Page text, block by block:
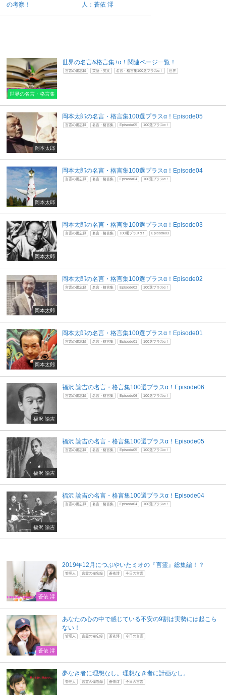
の考察！
人：蒼依 澪
世界の名言・格言集
世界の名言&格言集+α！関連ページ一覧！
言霊の備忘録 英語・英文 名言・格言集100選プラスα！ 世界
岡本太郎
岡本太郎の名言・格言集100選プラスα！Episode05
言霊の備忘録 名言・格言集 Episode05 100選プラスα！
岡本太郎
岡本太郎の名言・格言集100選プラスα！Episode04
言霊の備忘録 名言・格言集 Episode04 100選プラスα！
岡本太郎
岡本太郎の名言・格言集100選プラスα！Episode03
言霊の備忘録 名言・格言集 100選プラスα！ Episode03
岡本太郎
岡本太郎の名言・格言集100選プラスα！Episode02
言霊の備忘録 名言・格言集 Episode02 100選プラスα！
岡本太郎
岡本太郎の名言・格言集100選プラスα！Episode01
言霊の備忘録 名言・格言集 Episode01 100選プラスα！
福沢 諭吉
福沢 諭吉の名言・格言集100選プラスα！Episode06
言霊の備忘録 名言・格言集 Episode06 100選プラスα！
福沢 諭吉
福沢 諭吉の名言・格言集100選プラスα！Episode05
言霊の備忘録 名言・格言集 Episode05 100選プラスα！
福沢 諭吉
福沢 諭吉の名言・格言集100選プラスα！Episode04
言霊の備忘録 名言・格言集 Episode04 100選プラスα！
蒼依 澪
2019年12月につぶやいたミオの『言霊』総集編！？
管理人 言霊の備忘録 蒼依澪 今日の言霊
蒼依 澪
あなたの心の中で感じている不安の9割は実勢には起こら
ない！
管理人 言霊の備忘録 蒼依澪 今日の言霊
夢なき者に理想なし。理想なき者に計画なし。
管理人 言霊の備忘録 蒼依澪 今日の言霊